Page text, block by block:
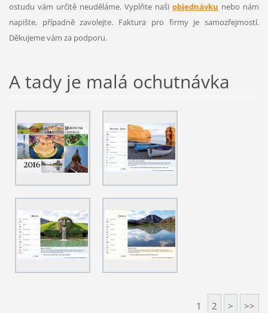
ostudu vám určitě neuděláme. Vyplňte našiobjednávku nebo nám
napište, případně zavolejte. Faktura pro firmy je samozřejmostí.
Děkujeme vám za podporu.
A tady je malá ochutnávka
1 2 > >>